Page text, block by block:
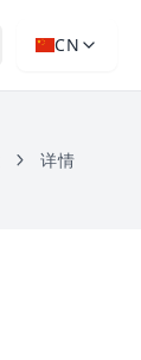
CN
详情